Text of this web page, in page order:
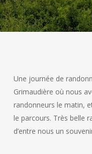
Une journée de
Grimaudière où nous
randonneurs le matin,
le parcours. Très belle
d’entre nous un